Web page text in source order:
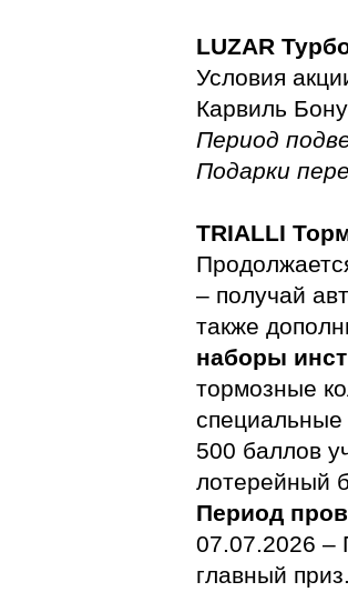
LUZAR
Условия
Карвиль
Период
Подарки
TRIALLI
– получай
также
наборы
тормозные
500 баллов
лотерейный
Период
07.07.2026 –
главный